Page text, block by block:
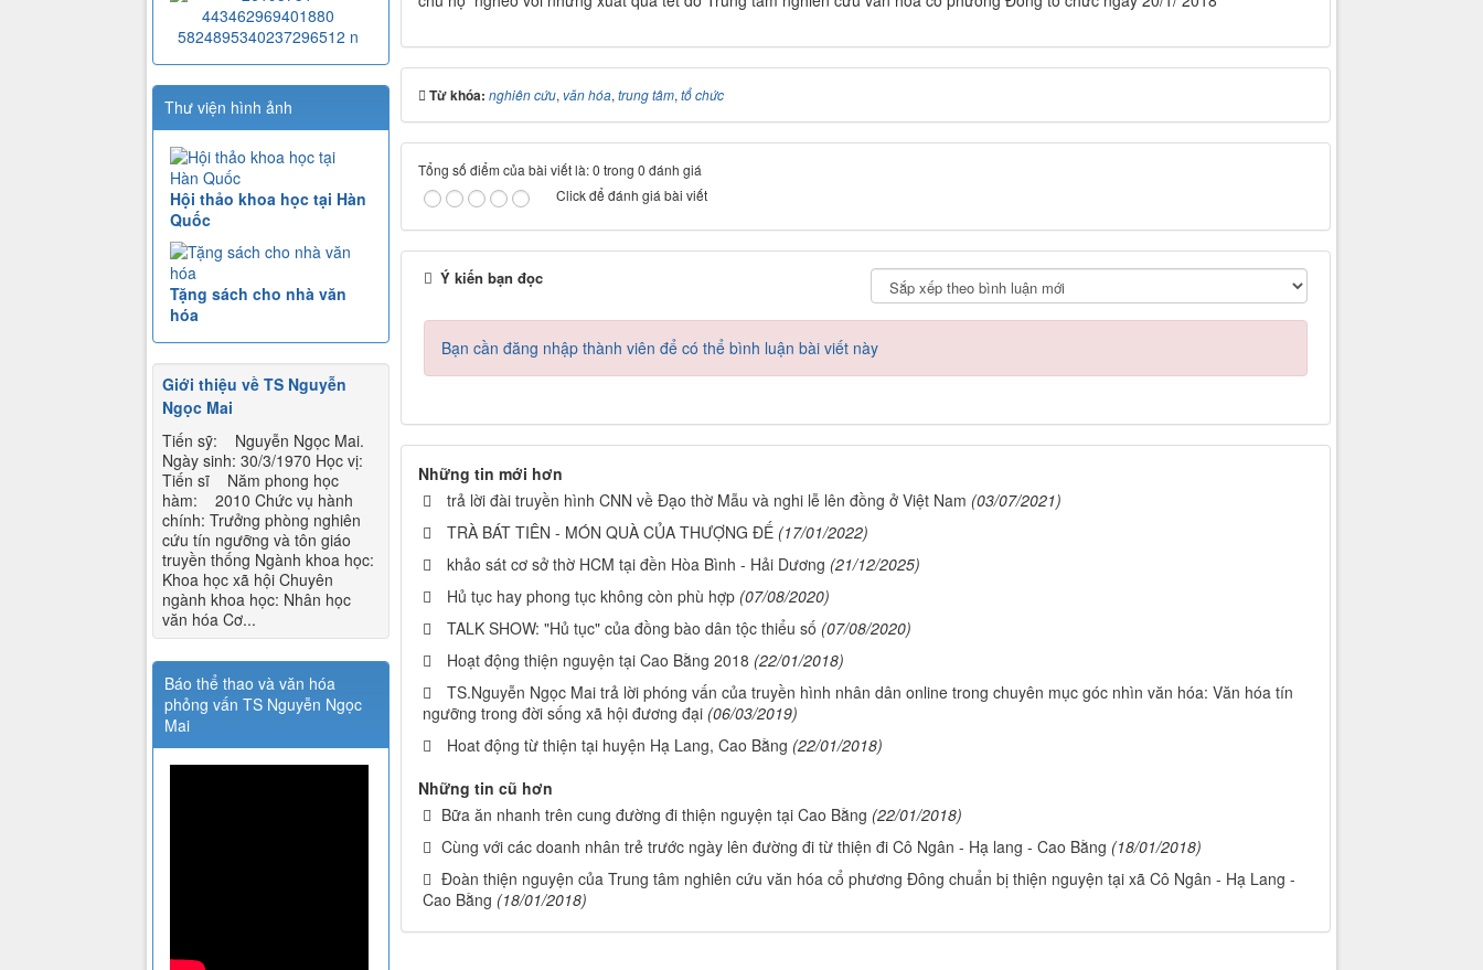
Từ khóa: nghiên cứu, văn hóa, trung tâm, tổ chức
Tổng số điểm của bài viết là: 0 trong 0 đánh giá
Click để đánh giá bài viết
Ý kiến bạn đọc
Bạn cần đăng nhập thành viên để có thể bình luận bài viết này
Những tin mới hơn
trả lời đài truyền hình CNN về Đạo thờ Mẫu và nghi lễ lên đồng ở Việt Nam (03/07/2021)
TRÀ BÁT TIÊN - MÓN QUÀ CỦA THƯỢNG ĐẾ (17/01/2022)
khảo sát cơ sở thờ HCM tại đền Hòa Bình - Hải Dương (21/12/2025)
Hủ tục hay phong tục không còn phù hợp (07/08/2020)
TALK SHOW: "Hủ tục" của đồng bào dân tộc thiểu số (07/08/2020)
Hoạt động thiện nguyện tại Cao Bằng 2018 (22/01/2018)
TS.Nguyễn Ngọc Mai trả lời phóng vấn của truyền hình nhân dân online trong chuyên mục góc nhìn văn hóa: Văn hóa tín
ngưỡng trong đời sống xã hội đương đại (06/03/2019)
Hoat động từ thiện tại huyện Hạ Lang, Cao Bằng (22/01/2018)
Những tin cũ hơn
Bữa ăn nhanh trên cung đường đi thiện nguyện tại Cao Bằng (22/01/2018)
Cùng với các doanh nhân trẻ trước ngày lên đường đi từ thiện đi Cô Ngân - Hạ lang - Cao Bằng (18/01/2018)
Đoàn thiện nguyện của Trung tâm nghiên cứu văn hóa cổ phương Đông chuẩn bị thiện nguyện tại xã Cô Ngân - Hạ Lang -
Cao Bằng (18/01/2018)
Thư viện hình ảnh
Hội thảo khoa học tại Hàn
Quốc
Tặng sách cho nhà văn
hóa
Giới thiệu về TS Nguyễn
Ngọc Mai
Tiến sỹ: Nguyễn Ngọc Mai.
Ngày sinh: 30/3/1970 Học vị:
Tiến sĩ Năm phong học
hàm: 2010 Chức vụ hành
chính: Trưởng phòng nghiên
cứu tín ngưỡng và tôn giáo
truyền thống Ngành khoa học:
Khoa học xã hội Chuyên
ngành khoa học: Nhân học
văn hóa Cơ...
Báo thể thao và văn hóa
phỏng vấn TS Nguyễn Ngọc
Mai